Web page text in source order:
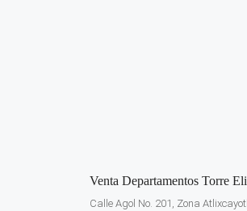
Venta Departamentos Torre
Calle Agol No. 201, Zona Atlixcayotl